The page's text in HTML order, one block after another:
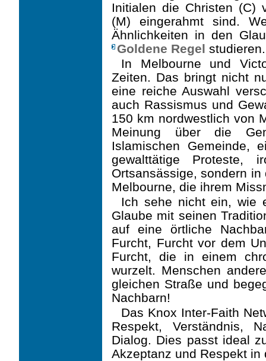
Initialen die Christen (C)
(M) eingerahmt sind.
Ähnlichkeiten in den
Goldene Regel studieren.
In Melbourne und
Zeiten. Das bringt nicht
eine reiche Auswahl
auch Rassismus und
150 km nordwestlich von
Meinung über die
Islamischen Gemein­de,
gewalttätige Proteste,
Ortsansässige, sondern
Melbourne, die ihrem
Ich sehe nicht ein, wie
Glaube mit seinen
auf eine örtliche
Furcht, Furcht vor dem
Furcht, die in einem
wurzelt. Menschen
gleichen Straße und
Nachbarn!
Das Knox Inter-Faith
Respekt, Verständnis,
Dialog. Dies passt ideal
Akzep­tanz und Respekt in